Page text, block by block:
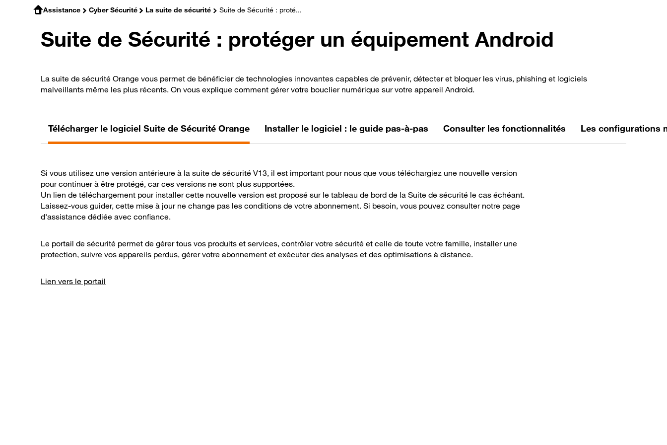
Assistance Cyber Sécurité La suite de sécurité Suite de Sécurité : proté...
Suite de Sécurité : protéger un équipement Android
La suite de sécurité Orange vous permet de bénéficier de technologies innovantes capables de prévenir, détecter et bloquer les virus, phishing et logiciels
malveillants même les plus récents. On vous explique comment gérer votre bouclier numérique sur votre appareil Android.
Télécharger le logiciel Suite de Sécurité Orange Installer le logiciel : le guide pas-à-pas Consulter les fonctionnalités Les configurations
Si vous utilisez une version antérieure à la suite de sécurité V13, il est important pour nous que vous téléchargiez une nouvelle version
pour continuer à être protégé, car ces versions ne sont plus supportées.
Un lien de téléchargement pour installer cette nouvelle version est proposé sur le tableau de bord de la Suite de sécurité le cas échéant.
Laissez-vous guider, cette mise à jour ne change pas les conditions de votre abonnement. Si besoin, vous pouvez consulter notre page
d'assistance dédiée avec confiance.
Le portail de sécurité permet de gérer tous vos produits et services, contrôler votre sécurité et celle de toute votre famille, installer une
protection, suivre vos appareils perdus, gérer votre abonnement et exécuter des analyses et des optimisations à distance.
Lien vers le portail